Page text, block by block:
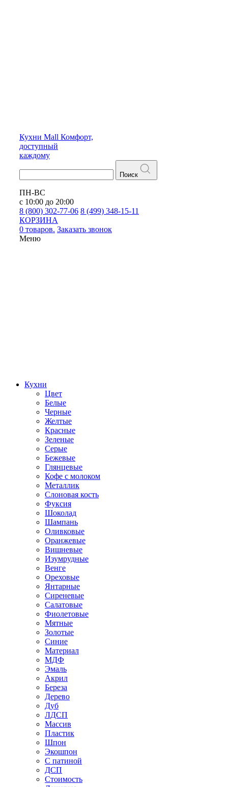
Кухни Mall Комфорт,
доступный
каждому
Поиск
ПН-ВС
с 10:00 до 20:00
8 (800) 302-77-06 8 (499) 348-15-11
КОРЗИНА
0 товаров. Заказать звонок
Меню
Кухни
Цвет
Белые
Черные
Желтые
Красные
Зеленые
Серые
Бежевые
Глянцевые
Кофе с молоком
Металлик
Слоновая кость
Фуксия
Шоколад
Шампань
Оливковые
Оранжевые
Вишневые
Изумрудные
Венге
Ореховые
Янтарные
Сиреневые
Салатовые
Фиолетовые
Мятные
Золотые
Синие
Материал
МДФ
Эмаль
Акрил
Береза
Дерево
Дуб
ЛДСП
Массив
Пластик
Шпон
Экошпон
С патиной
ДСП
Стоимость